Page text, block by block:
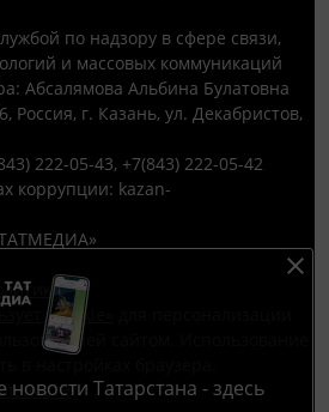
новости Татарстана - здесь
по надзору в сфере связи,
и массовых коммуникаций
Абсалямова Альбина Булатовна
Россия, г. Казань, ул. Декабристов,
222-05-43, +7(843) 222-05-42
коррупции: kazan-
«cookie»
сайтом. Использование
в настройках браузера.